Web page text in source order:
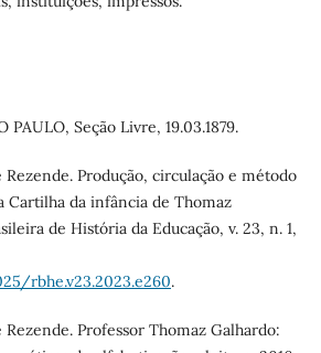
PAULO, Seção Livre, 19.03.1879.
Rezende. Produção, circulação e método
Cartilha da infância de Thomaz
de História da Educação, v. 23, n. 1,
rbhe.v23.2023.e260.
Professor Thomaz Galhardo: